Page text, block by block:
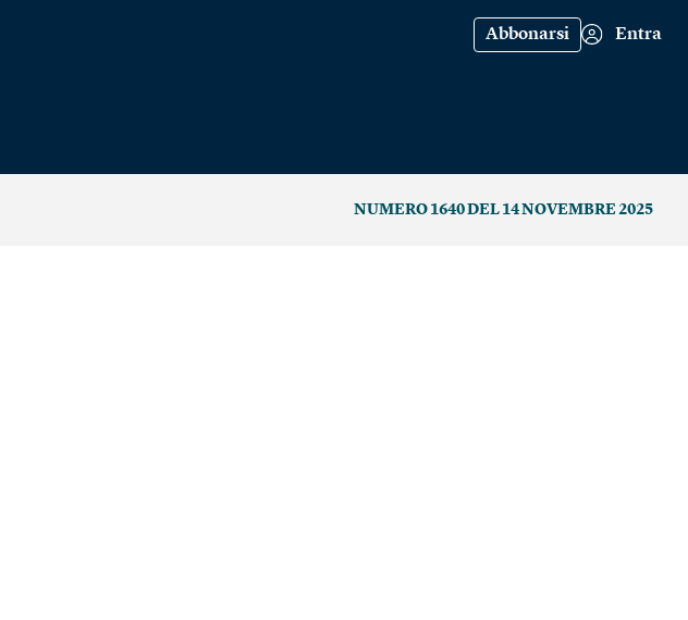
Abbonarsi Entra
NUMERO 1640 DEL 14 NOVEMBRE 2025